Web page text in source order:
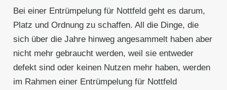
Bei einer Entrümpelung für Nottfeld geht es darum,
Platz und Ordnung zu schaffen. All die Dinge, die
sich über die Jahre hinweg angesammelt haben aber
nicht mehr gebraucht werden, weil sie entweder
defekt sind oder keinen Nutzen mehr haben, werden
im Rahmen einer Entrümpelung für Nottfeld